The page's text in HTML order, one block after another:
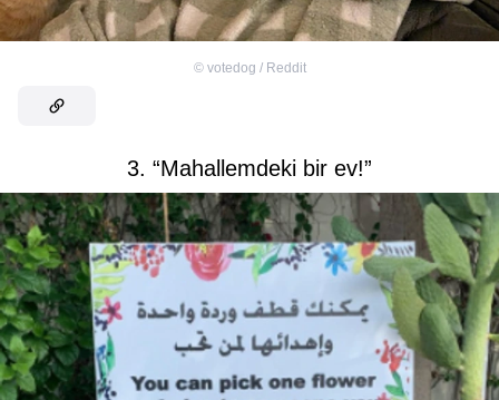
© votedog / Reddit
3. “Mahallemdeki bir ev!”